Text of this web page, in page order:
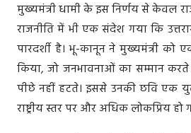
मुख्यमंत्री धामी के इस निर्णय से केवल
राजनीति में भी एक संदेश गया कि
पारदर्शी है। भू-कानून ने मुख्यमंत्री
किया, जो जनभावनाओं का सम्मान
पीछे नहीं हटते। इससे उनकी छवि एक
राष्ट्रीय स्तर पर और अधिक लोकप्रिय हो